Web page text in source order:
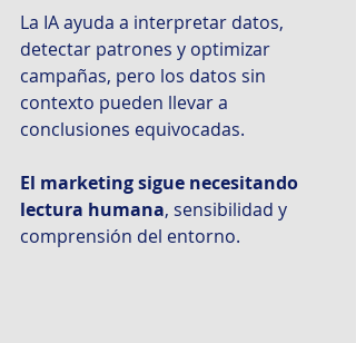
La IA ayuda a interpretar datos,
detectar patrones y optimizar
campañas, pero los datos sin
contexto pueden llevar a
conclusiones equivocadas.
El marketing sigue necesitando
lectura humana, sensibilidad y
comprensión del entorno.